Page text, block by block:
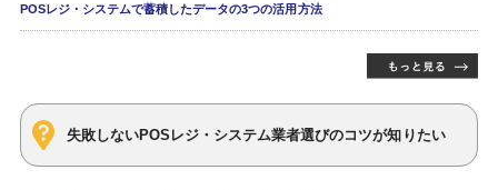
POSレジ・システムで蓄積したデータの3つの活用方法
失敗しないPOSレジ・システム業者選びのコツが知りたい